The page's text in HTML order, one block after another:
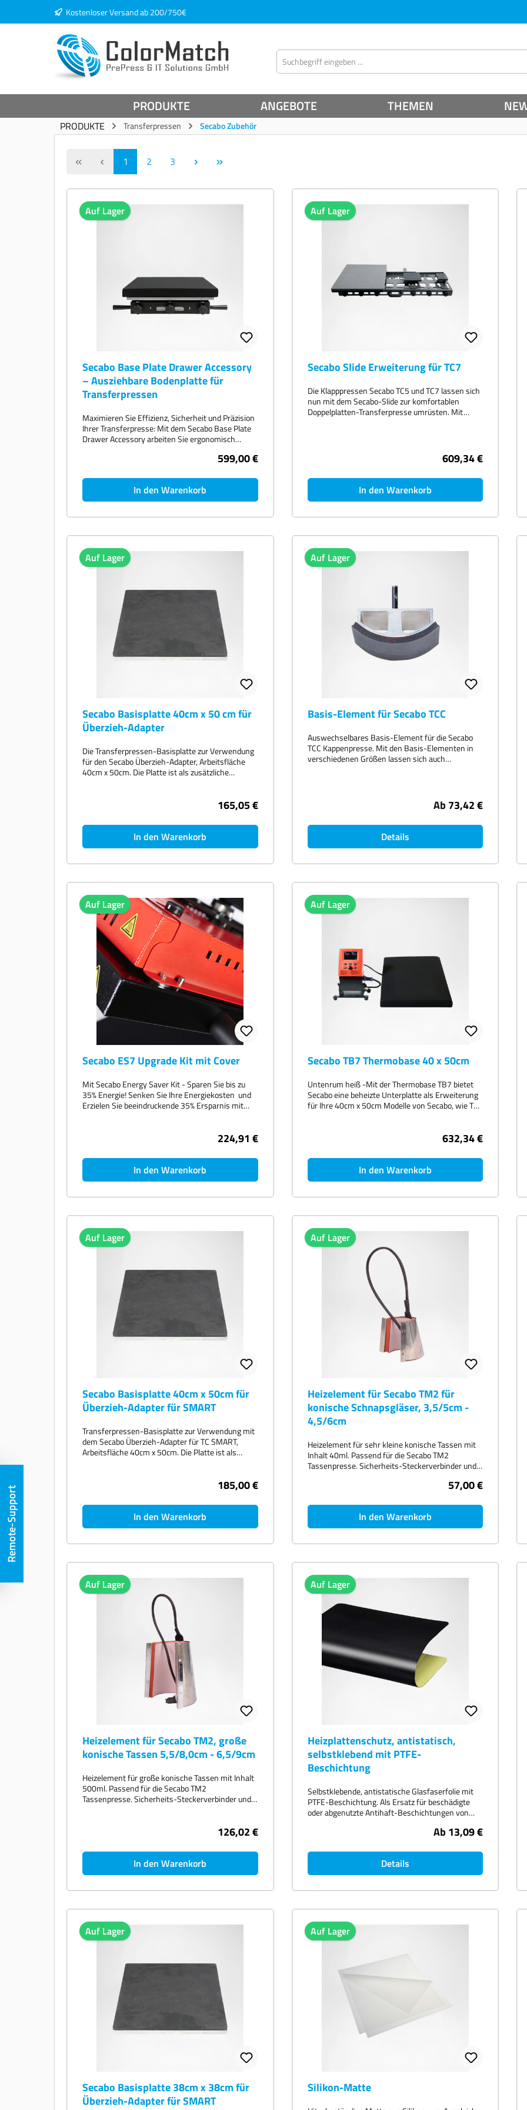
Zur Hauptnavigation springen
Kostenloser Versand ab 200/750€
PRODUKTE ANGEBOTE THEMEN
PRODUKTE Transferpressen Secabo Zubehör
1 2 3
Auf Lager
Secabo Base Plate Drawer Accessory
– Ausziehbare Bodenplatte für
Transferpressen
Maximieren Sie Effizienz, Sicherheit und Präzision
Ihrer Transferpresse: Mit dem Secabo Base Plate
Drawer Accessory arbeiten Sie ergonomisch
599,00 €
In den Warenkorb
Auf Lager
Secabo Slide Erweiterung für TC7
Die Klapppressen Secabo TC5 und TC7 lassen sich
nun mit dem Secabo-Slide zur komfortablen
Doppelplatten-Transferpresse umrüsten. Mit
Secabo und lässt sich am Handgriff mit wenig
Kraftaufwand in die jeweiligen Endpositionen links
und rechts schieben. Im Lieferumgang enthalten
ist ein Beam-Adapter, um die originale Basisplatte
der Transferpresse weiter nutzen zu können.
auf den Slide. Diese sind separat erhältlich und
werden.
609,34 €
In den Warenkorb
Auf Lager
Secabo Basisplatte 40cm x 50 cm für
Überzieh-Adapter
Die Transferpressen-Basisplatte zur Verwendung
für den Secabo Überzieh-Adapter, Arbeitsfläche
40cm x 50cm. Die Platte ist als zusätzliche
Adapter ist nicht im Lieferumfang enthalten.165,05 €
In den Warenkorb
Auf Lager
Basis-Element für Secabo TCC
Auswechselbares Basis-Element für die Secabo
TCC Kappenpresse. Mit den Basis-Elementen in
verschiedenen Größen lassen sich auch
Ab 73,42 €
Details
Auf Lager
Secabo ES7 Upgrade Kit mit Cover
Mit Secabo Energy Saver Kit - Sparen Sie bis zu
35% Energie! Senken Sie Ihre Energiekosten und
Erzielen Sie beeindruckende 35% Ersparnis mit
SMART, TS7 SMART Effizienteres Arbeiten:
Senkung des Energieverbrauchs und Verringerung
der Betriebskosten. Erhöhter Schutz: Die neue
Abdeckhaube bietet zusätzliche Sicherheit
während des Betriebs. Wertsteigerung: Erhöht die
Transferpresse. Schnelle und unkomplizierte
oder TS7 SMART fit für die Zukunft. Mit dem
Secabo ES7 Upgrade Kit bringen Sie Ihre Maschine
Transferpresse mit den neuesten
Energieeinsparungs- und Sicherheitsmerkmalen
auszurüsten. Durch das einfache Hinzufügen der
neuen Abdeckhaube profitieren Sie nicht nur von
einem erhöhten Schutz, sondern auch von einer
signifikanten Reduzierung des Energieverbrauchs.
Upgraden Sie jetzt und arbeiten Sie
Energy Saver Upgrade Kits erhalten Sie nicht nur
eine energiesparende Lösung, sondern auch einen
Sie auf Innovation und Qualität – für eine
nachhaltige und effiziente Arbeitsweise.
224,91 €
In den Warenkorb
Auf Lager
Secabo TB7 Thermobase 40 x 50cm
Untenrum heiß -Mit der Thermobase TB7 bietet
Secabo eine beheizte Unterplatte als Erweiterung
für Ihre 40cm x 50cm Modelle von Secabo, wie TC7
der neuen TB7 in einer Transferpresse nicht nur
von oben, sondern zusätzlich auch von unten. Dies
ermöglicht insgesamt niedrigere Transfer-
Temperaturen, kürzere Transferzeiten und
verringert Abdrücke auf den Textilien. Außerdem
verringert werden, was wiederum den Stoff
Toner-Transfers und Sublimations-Transfers
gelingen bei einer Unterplatte mit fest definierter
Hitze wesentlich zuverlässiger, reproduzierbarer
und in höherer Qualität!Die Temperatur der TB7
wird mit einem eigenen Secabo Controller
geregelt. Die Thermobase ist weich gepolstert,
kann je nach Anwendung aber auch mit einer
harten oder extra weichen Matte ausgestattet
werden. Zum Lieferumfang gehört außerdem ein
Schonbezug. Die Thermobase TB7 ist leicht zu
montieren, auch auf Secabo
Schnellwechselsystemen oder einer Slide-
Erweiterung. Technische Daten Größe
/ 50Hz - 60Hz, 2,0kWUmgebung: +5°C ´+35°C/
30%-70% LuftfeuchtigkeitAbmessungen; 41 x 51 x
7cmGewicht 13kgLieferumfang: Heizplatte,
Silikonmatte, Überzug, Controller Box,
Anschlusskabel
632,34 €
In den Warenkorb
Auf Lager
Secabo Basisplatte 40cm x 50cm für
Überzieh-Adapter für SMART
Transferpressen-Basisplatte zur Verwendung mit
dem Secabo Überzieh-Adapter für TC SMART,
Arbeitsfläche 40cm x 50cm. Die Platte ist als
Erweiterung gedacht. Ein passender Überzieh-
Adapter ist nicht im Lieferumfang enthalten.
185,00 €
In den Warenkorb
Auf Lager
Heizelement für Secabo TM2 für
konische Schnapsgläser, 3,5/5cm -
4,5/6cm
Heizelement für sehr kleine konische Tassen mit
Inhalt 40ml. Passend für die Secabo TM2
Tassenpresse. Sicherheits-Steckerverbinder und
57,00 €
In den Warenkorb
Auf Lager
Heizelement für Secabo TM2, große
konische Tassen 5,5/8,0cm - 6,5/9cm
Heizelement für große konische Tassen mit Inhalt
500ml. Passend für die Secabo TM2
Tassenpresse. Sicherheits-Steckerverbinder und
126,02 €
In den Warenkorb
Auf Lager
Heizplattenschutz, antistatisch,
selbstklebend mit PTFE-
Beschichtung
Selbstklebende, antistatische Glasfaserfolie mit
PTFE-Beschichtung. Als Ersatz für beschädigte
oder abgenutzte Antihaft-Beschichtungen von
38cm oder 40 x 50cm, geeignet für alle gängige
Stärke 150ym.
Ab 13,09 €
Details
Auf Lager
Secabo Basisplatte 38cm x 38cm für
Überzieh-Adapter für SMART
Auf Lager
Silikon-Matte
Remote-Support